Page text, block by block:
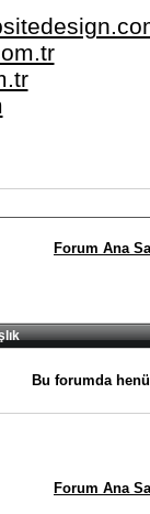
Forum Ana
Bu forumda
Forum Ana